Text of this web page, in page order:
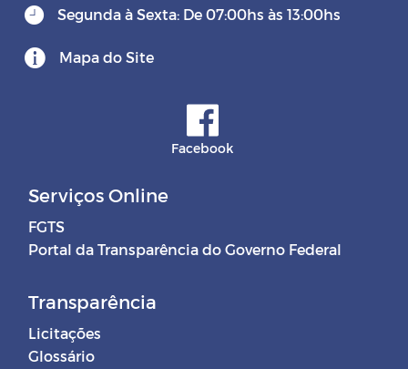
Segunda à Sexta: De 07:00hs às 13:00hs
Mapa do Site
Facebook
Serviços Online
FGTS
Portal da Transparência do Governo Federal
Transparência
Licitações
Glossário